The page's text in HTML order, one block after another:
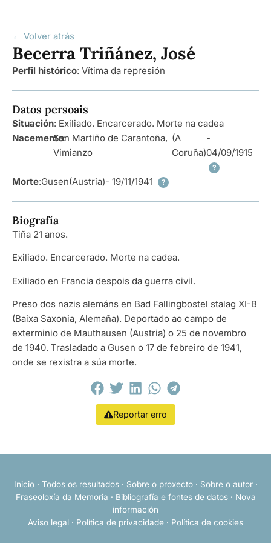
← Volver atrás
Becerra Triñánez, José
Perfil histórico: Vítima da represión
Datos persoais
Situación: Exiliado. Encarcerado. Morte na cadea
Nacemento:
San Martiño de Carantoña,
Vimianzo
(A
Coruña)
-
04/09/1915
?
Morte:Gusen(Austria)- 19/11/1941 ?
Biografía
Tiña 21 anos.
Exiliado. Encarcerado. Morte na cadea.
Exiliado en Francia despois da guerra civil.
Preso dos nazis alemáns en Bad Fallingbostel stalag XI-B
(Baixa Saxonia, Alemaña). Deportado ao campo de
exterminio de Mauthausen (Austria) o 25 de novembro
de 1940. Trasladado a Gusen o 17 de febreiro de 1941,
onde se rexistra a súa morte.
Reportar erro
Inicio· Todos os resultados· Sobre o proxecto· Sobre o autor·
Fraseoloxía da Memoria · Bibliografía e fontes de datos· Nova
información
Aviso legal · Política de privacidade · Política de cookies